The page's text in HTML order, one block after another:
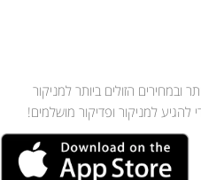
ובמחירים הזולים ביותר למניקור
למניקור ופדיקור מושלמים!